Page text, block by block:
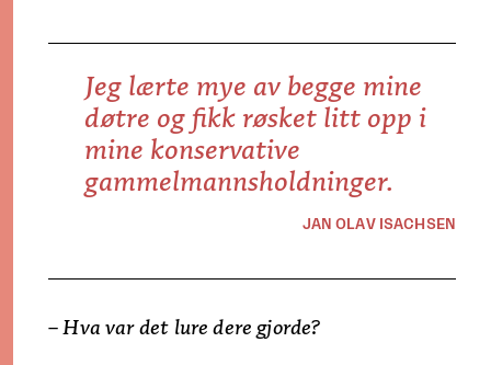
Jeg lærte mye av begge mine
døtre og fikk røsket litt opp i
mine konservative
gammelmannsholdninger.
JAN OLAV ISACHSEN
– Hva var det lure dere gjorde?